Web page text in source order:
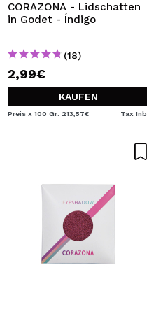
CORAZONA - Lidschatten
in Godet - Índigo
(18)
2,99€
KAUFEN
Preis x 100 Gr: 213,57€ Tax Inb.